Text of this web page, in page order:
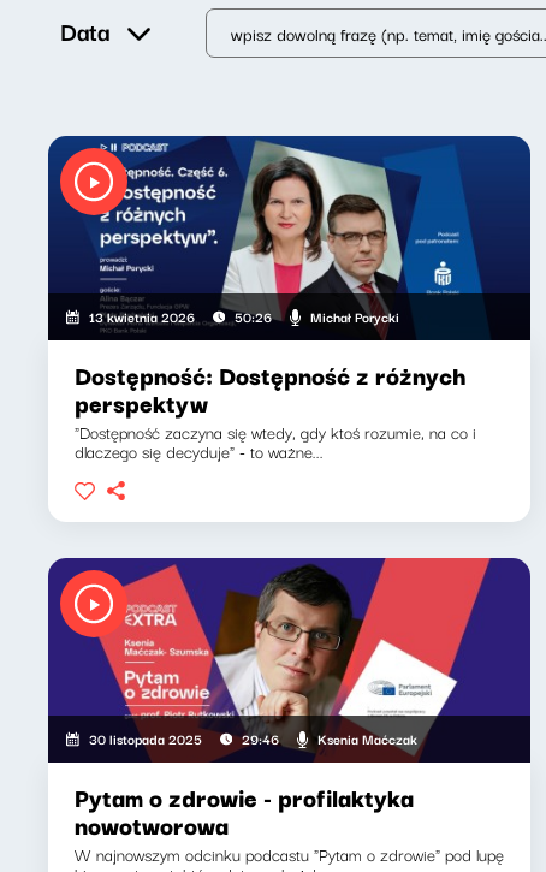
Data
13 kwietnia 2026 50:26 Michał Porycki
Dostępność: Dostępność z różnych
perspektyw
"Dostępność zaczyna się wtedy, gdy ktoś rozumie, na co i
dlaczego się decyduje" - to ważne...
30 listopada 2025 29:46 Ksenia Maćczak
Pytam o zdrowie - profilaktyka
nowotworowa
W najnowszym odcinku podcastu "Pytam o zdrowie" pod lupę